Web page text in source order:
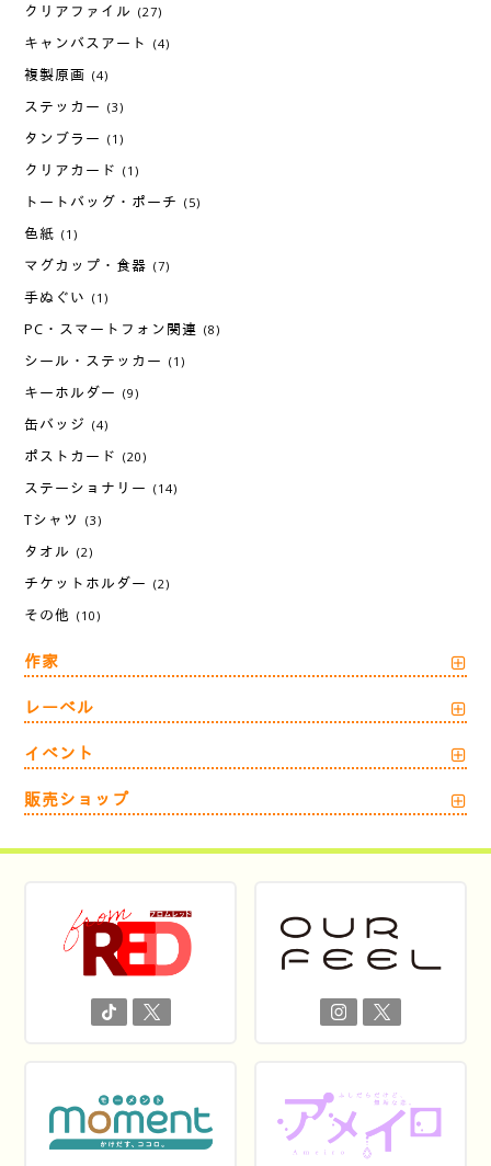
クリアファイル (27)
キャンバスアート (4)
複製原画 (4)
ステッカー (3)
タンブラー (1)
クリアカード (1)
トートバッグ・ポーチ (5)
色紙 (1)
マグカップ・食器 (7)
手ぬぐい (1)
PC・スマートフォン関連 (8)
シール・ステッカー (1)
キーホルダー (9)
缶バッジ (4)
ポストカード (20)
ステーショナリー (14)
Tシャツ (3)
タオル (2)
チケットホルダー (2)
その他 (10)
作家
レーベル
イベント
販売ショップ